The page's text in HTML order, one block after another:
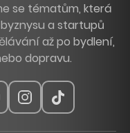
se tématům, která
a startupů
až po bydlení,
dopravu.